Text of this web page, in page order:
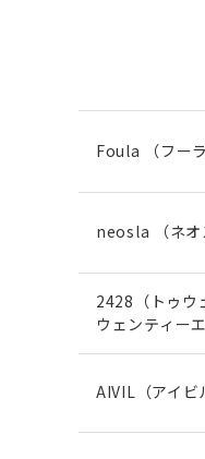
Foula （フーラ
neosla （ネオ
2428（トゥウ
ウェンティーエ
AIVIL（アイビ